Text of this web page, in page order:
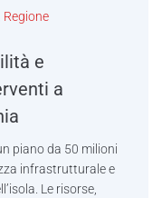
Regione
e
a
piano da 50 milioni
infrastrutturale e
Le risorse,